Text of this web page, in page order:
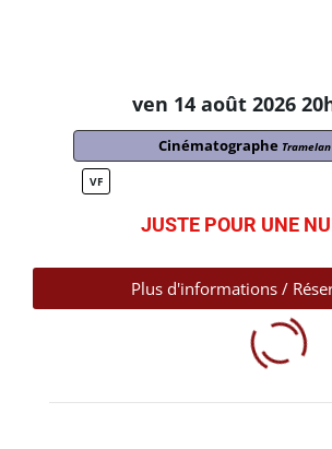
ven 14 août 2026
Cinématographe Tramelan
VF
JUSTE POUR UNE
Plus d'informations /